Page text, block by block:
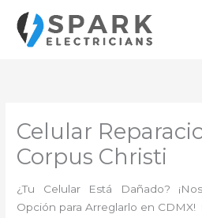
contenido
Celular
Corpus Christi
¿Tu Celular Está Dañado?
Opción para Arreglarlo en CDMX!